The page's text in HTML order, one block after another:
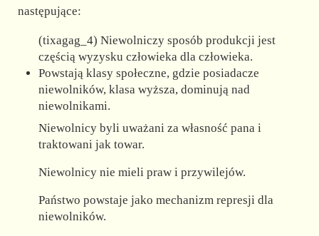
następujące:
(tixagag_4) Niewolniczy sposób produkcji jest
częścią wyzysku człowieka dla człowieka.
Powstają klasy społeczne, gdzie posiadacze
niewolników, klasa wyższa, dominują nad
niewolnikami.
Niewolnicy byli uważani za własność pana i
traktowani jak towar.
Niewolnicy nie mieli praw i przywilejów.
Państwo powstaje jako mechanizm represji dla
niewolników.